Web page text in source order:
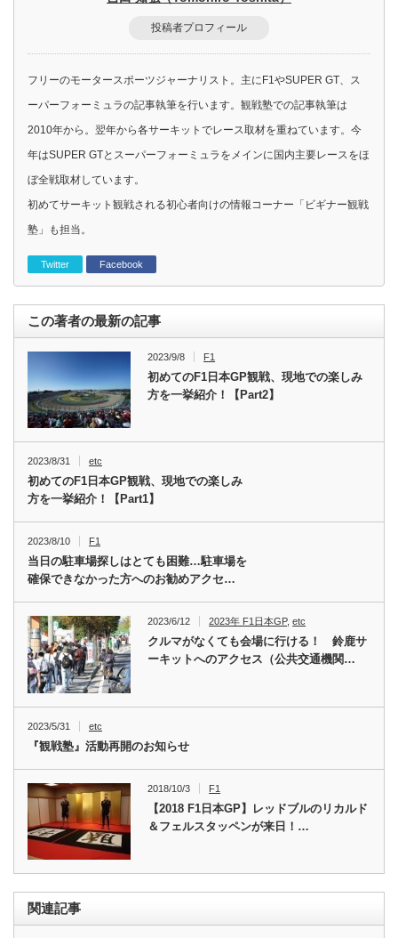
投稿者プロフィール
フリーのモータースポーツジャーナリスト。主にF1やSUPER GT、ス
ーパーフォーミュラの記事執筆を行います。観戦塾での記事執筆は
2010年から。翌年から各サーキットでレース取材を重ねています。今
年はSUPER GTとスーパーフォーミュラをメインに国内主要レースをほ
ぼ全戦取材しています。
初めてサーキット観戦される初心者向けの情報コーナー「ビギナー観戦
塾」も担当。
Twitter Facebook
この著者の最新の記事
2023/9/8 F1
初めてのF1日本GP観戦、現地での楽しみ
方を一挙紹介！【Part2】
2023/8/31 etc
初めてのF1日本GP観戦、現地での楽しみ
方を一挙紹介！【Part1】
2023/8/10 F1
当日の駐車場探しはとても困難…駐車場を
確保できなかった方へのお勧めアクセ…
2023/6/12 2023年 F1日本GP,etc
クルマがなくても会場に行ける！ 鈴鹿サ
ーキットへのアクセス（公共交通機関…
2023/5/31 etc
『観戦塾』活動再開のお知らせ
2018/10/3 F1
【2018 F1日本GP】レッドブルのリカルド
＆フェルスタッペンが来日！…
関連記事